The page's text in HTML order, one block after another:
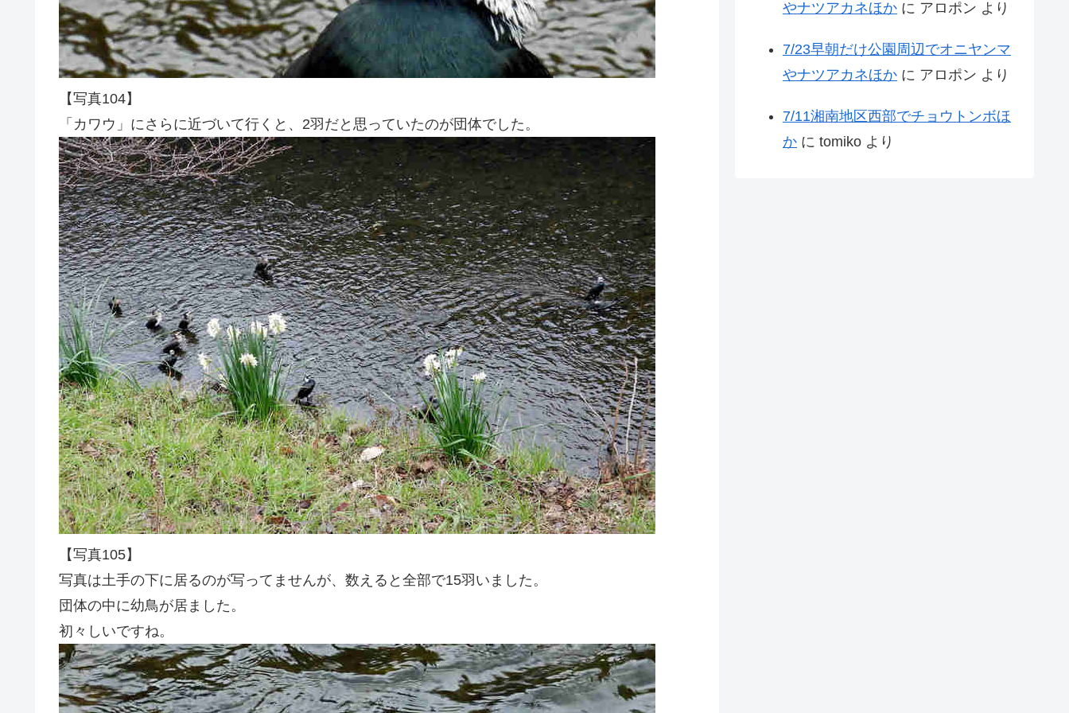
【写真104】
「カワウ」にさらに近づいて行くと、2羽だと思っていたのが団体でした。
【写真105】
写真は土手の下に居るのが写ってませんが、数えると全部で15羽いました。
団体の中に幼鳥が居ました。
初々しいですね。
やナツアカネほか に アロポン より
7/23早朝だけ公園周辺でオニヤンマ
やナツアカネほか に アロポン より
7/11湘南地区西部でチョウトンボほ
か に tomiko より